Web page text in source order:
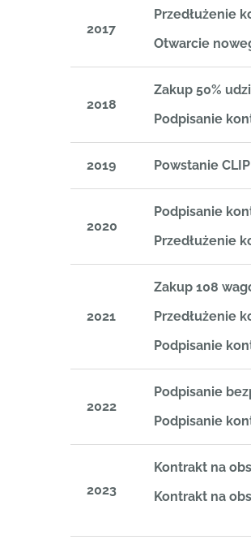
2017
Przedłużenie
Otwarcie
2018
Zakup 50%
Podpisanie
2019 Powstanie
2020
Podpisanie
Przedłużenie
2021
Zakup 108
Przedłużenie
Podpisanie
2022
Podpisanie
Podpisanie
2023
Kontrakt na
Kontrakt na